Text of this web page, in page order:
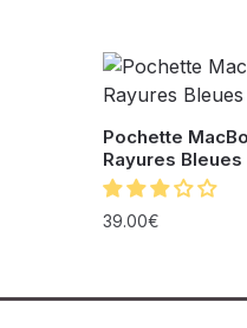
Pochette
Rayures Bleues
39.00€